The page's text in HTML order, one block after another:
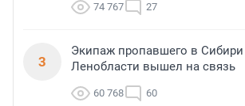
74 767 27
3
Экипаж пропавшего в Сибири
Ленобласти вышел на связь
60 768 60